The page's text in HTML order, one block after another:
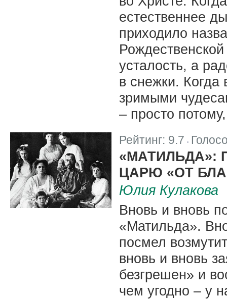
естественнее
приходило
усталость, а
в снежки. Когда
зримыми
– просто
Рейтинг: 9.7
«МАТИЛЬДА»:
ЦАРЮ «ОТ
Юлия Кулакова
Вновь и вновь
«Матильда».
посмел
вновь и вновь
безгрешен» и
чем угодно – у